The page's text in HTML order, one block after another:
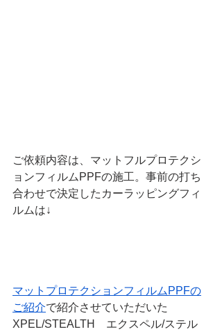
ご依頼内容は、マットフルプロテクシ
ョンフィルムPPFの施工。事前の打ち
合わせで決定したカーラッピングフィ
ルムは↓
マットプロテクションフィルムPPFの
ご紹介で紹介させていただいた
XPEL/STEALTH　エクスペル/ステル